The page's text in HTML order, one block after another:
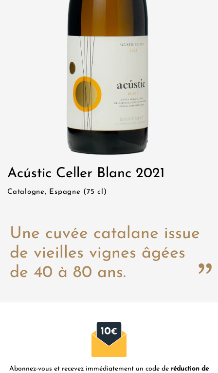
Acústic Celler Blanc 2021
Catalogne, Espagne (75 cl)
Une cuvée catalane issue
de vieilles vignes âgées
de 40 à 80 ans.
Abonnez-vous et recevez immédiatement un code de réduction de